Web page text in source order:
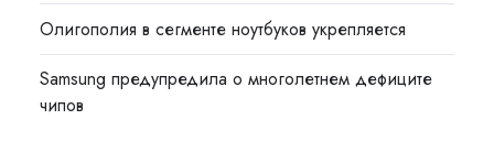
Олигополия в сегменте ноутбуков укрепляется
Samsung предупредила о многолетнем дефиците
чипов